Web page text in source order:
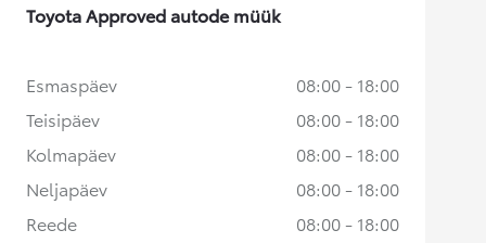
Toyota Approved autode müük
Esmaspäev
08:00 - 18:00
Teisipäev
08:00 - 18:00
Kolmapäev
08:00 - 18:00
Neljapäev
08:00 - 18:00
Reede
08:00 - 18:00